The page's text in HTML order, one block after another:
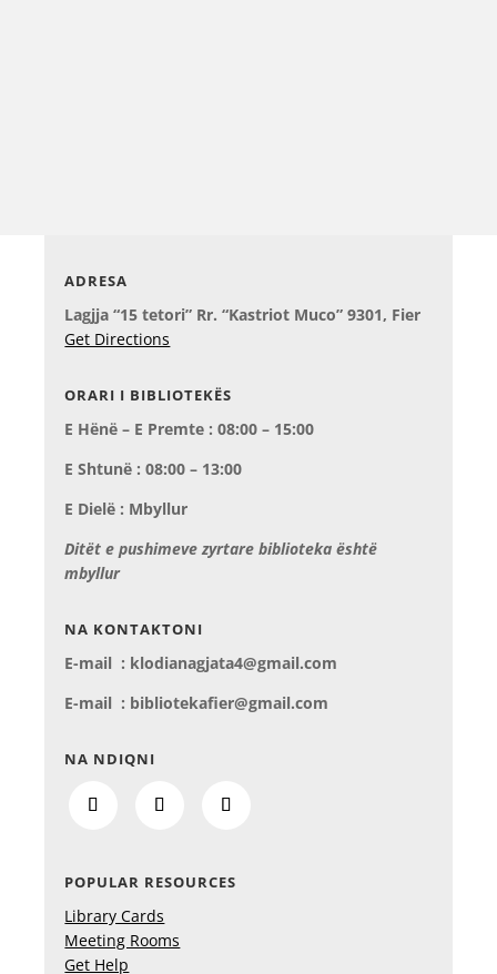
ADRESA
Lagjja “15 tetori” Rr. “Kastriot Muco” 9301, Fier
Get Directions
ORARI I BIBLIOTEKËS
E Hënë – E Premte : 08:00 – 15:00
E Shtunë : 08:00 – 13:00
E Dielë : Mbyllur
Ditët e pushimeve zyrtare biblioteka është
mbyllur
NA KONTAKTONI
E-mail : klodianagjata4@gmail.com
E-mail : bibliotekafier@gmail.com
NA NDIQNI
POPULAR RESOURCES
Library Cards
Meeting Rooms
Get Help